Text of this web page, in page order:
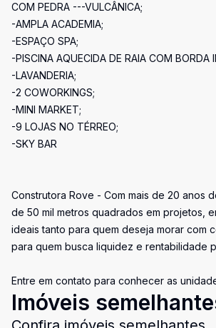
COM PEDRA ---VULCÂNICA;
-AMPLA ACADEMIA;
-ESPAÇO SPA;
-PISCINA AQUECIDA DE RAIA COM BORDA
-LAVANDERIA;
-2 COWORKINGS;
-MINI MARKET;
-9 LOJAS NO TÉRREO;
-SKY BAR
Construtora Rove - Com mais de 20 anos
de 50 mil metros quadrados em projetos,
ideais tanto para quem deseja morar com
para quem busca liquidez e rentabilidade
Entre em contato para conhecer as
Imóveis